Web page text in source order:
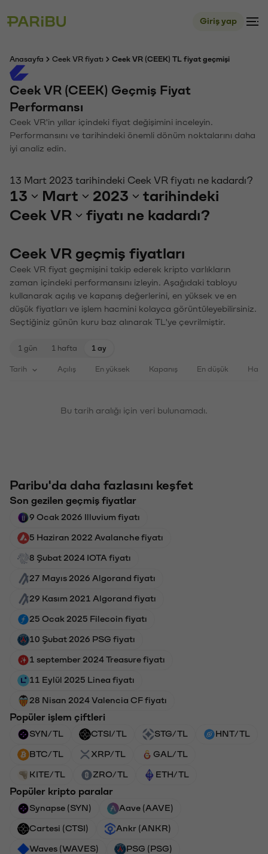
Giriş yap
Anasayfa Ceek VR fiyatı Ceek VR (CEEK) TL fiyat geçmişi
Ceek VR (CEEK) Geçmiş Fiyat
Performansı
Ceek VR'in yıllar içindeki fiyat değişimini inceleyin.
Performansını ve tarihindeki önemli dönüm noktalarını daha
iyi analiz edin.
13 Mart 2023 tarihindeki Ceek VR fiyatı ne kadardı?
13 Mart 2023
tarihindeki
Ceek VR
fiyatı ne kadardı?
Ceek VR geçmiş fiyatları
Ceek VR fiyat geçmişini takip ederek kripto varlıkların
zaman içindeki performansını izleyin. Aşağıdaki tabloyu
kullanarak açılış ve kapanış değerlerini, en yüksek ve en
düşük fiyatları ve işlem hacmini kolayca görüntüleyebilirsiniz.
Seçtiğiniz günün kuru baz alınarak TL'ye çevrilmiştir.
1 gün 1 hafta 1 ay
Tarih Açılış En yüksek Kapanış En düşük
Bu tarih aralığı için veri bulunamadı.
Paribu'da daha fazlasını keşfet
Son gezilen geçmiş fiyatlar
9 Ocak 2026 Illuvium fiyatı
5 Haziran 2022 Avalanche fiyatı
8 Şubat 2024 IOTA fiyatı
27 Mayıs 2026 Algorand fiyatı
29 Kasım 2021 Algorand fiyatı
25 Ocak 2025 Filecoin fiyatı
10 Şubat 2026 PSG fiyatı
1 september 2024 Treasure fiyatı
11 Eylül 2025 Linea fiyatı
28 Nisan 2024 Valencia CF fiyatı
Popüler işlem çiftleri
SYN/TL CTSI/TL STG/TL HNT/TL
BTC/TL XRP/TL GAL/TL
KITE/TL ZRO/TL ETH/TL
Popüler kripto paralar
Synapse (SYN) Aave (AAVE)
Cartesi (CTSI) Ankr (ANKR)
Waves (WAVES) PSG (PSG)